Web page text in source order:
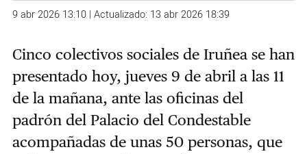
9 abr 2026 13:10 | Actualizado: 13 abr 2026 18:39
Cinco colectivos sociales de Iruñea se han
presentado hoy, jueves 9 de abril a las 11
de la mañana, ante las oficinas del
padrón del Palacio del Condestable
acompañadas de unas 50 personas, que